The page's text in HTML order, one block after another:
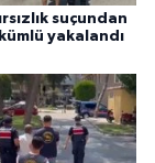
suçundan
yakalandı